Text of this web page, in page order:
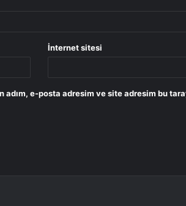
İnternet sitesi
adım, e-posta adresim ve site adresim bu